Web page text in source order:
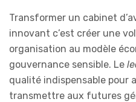
Transformer un cabinet
innovant c’est créer une
organisation au modèle
gouvernance sensible. Le
qualité indispensable pour
transmettre aux futures